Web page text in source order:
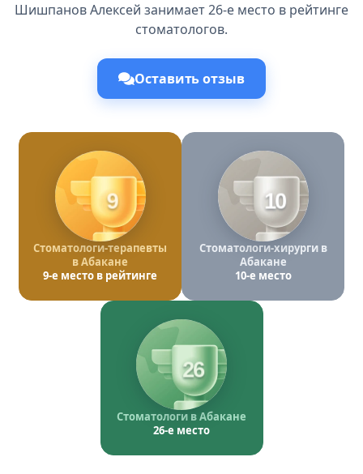
Шишпанов Алексей занимает 26-е место в рейтинге
стоматологов.
Оставить отзыв
9
Стоматологи-терапевты
в Абакане
9-е место в рейтинге
10
Стоматологи-хирурги в
Абакане
10-е место
26
Стоматологи в Абакане
26-е место